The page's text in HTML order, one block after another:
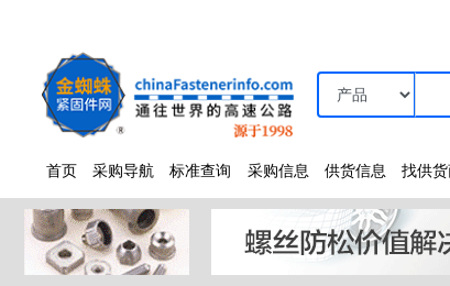
首页 采购导航 标准查询 采购信息 供货信息 找供